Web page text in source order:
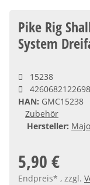
Pike Rig
System
15238
4260682122698
HAN: GMC15238
Zubehör
Hersteller:
5,90 €
Endpreis* , zzgl.